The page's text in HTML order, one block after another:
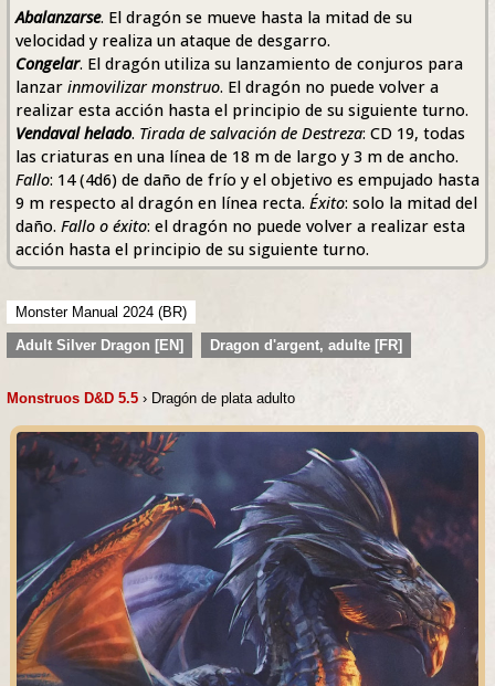
Abalanzarse. El dragón se mueve hasta la mitad de su
velocidad y realiza un ataque de desgarro.
Congelar. El dragón utiliza su lanzamiento de conjuros para
lanzar inmovilizar monstruo. El dragón no puede volver a
realizar esta acción hasta el principio de su siguiente turno.
Vendaval helado. Tirada de salvación de Destreza: CD 19, todas
las criaturas en una línea de 18 m de largo y 3 m de ancho.
Fallo: 14 (4d6) de daño de frío y el objetivo es empujado hasta
9 m respecto al dragón en línea recta. Éxito: solo la mitad del
daño. Fallo o éxito: el dragón no puede volver a realizar esta
acción hasta el principio de su siguiente turno.
Monster Manual 2024 (BR)
Adult Silver Dragon [EN]
Dragon d'argent, adulte [FR]
Monstruos D&D 5.5 › Dragón de plata adulto